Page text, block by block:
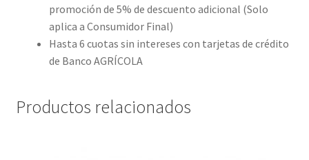
promoción de 5% de descuento adicional (Solo
aplica a Consumidor Final)
Hasta 6 cuotas sin intereses con tarjetas de crédito
de Banco AGRÍCOLA
Productos relacionados